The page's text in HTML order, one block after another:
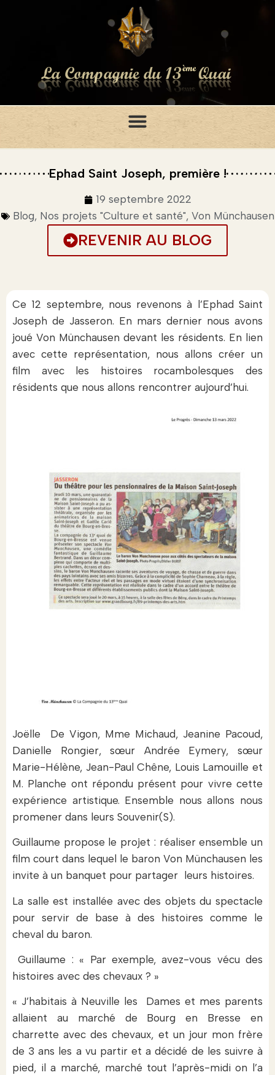
Ephad Saint Joseph, première !
19 septembre 2022
Blog, Nos projets "Culture et santé", Von Münchausen
REVENIR AU BLOG
Ce 12 septembre, nous revenons à l’Ephad Saint
Joseph de Jasseron. En mars dernier nous avons
joué Von Münchausen devant les résidents. En lien
avec cette représentation, nous allons créer un
film avec les histoires rocambolesques des
résidents que nous allons rencontrer aujourd’hui.
Joëlle De Vigon, Mme Michaud, Jeanine Pacoud,
Danielle Rongier, sœur Andrée Eymery, sœur
Marie-Hélène, Jean-Paul Chêne, Louis Lamouille et
M. Planche ont répondu présent pour vivre cette
expérience artistique. Ensemble nous allons nous
promener dans leurs Souvenir(S).
Guillaume propose le projet : réaliser ensemble un
film court dans lequel le baron Von Münchausen les
invite à un banquet pour partager leurs histoires.
La salle est installée avec des objets du spectacle
pour servir de base à des histoires comme le
cheval du baron.
Guillaume : « Par exemple, avez-vous vécu des
histoires avec des chevaux ? »
« J’habitais à Neuville les Dames et mes parents
allaient au marché de Bourg en Bresse en
charrette avec des chevaux, et un jour mon frère
de 3 ans les a vu partir et a décidé de les suivre à
pied, il a marché, marché tout l’après-midi on l’a